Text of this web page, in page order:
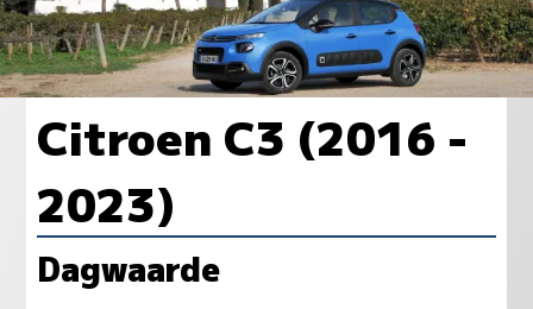
Citroen C3 (2016 -
2023)
Dagwaarde